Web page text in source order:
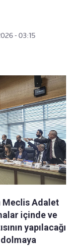
- 03:15
Meclis Adalet
içinde ve
yapılacağı